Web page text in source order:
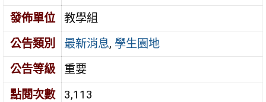
發佈單位
教學組
公告類別
最新消息, 學生園地
公告等級
重要
點閱次數
3,113